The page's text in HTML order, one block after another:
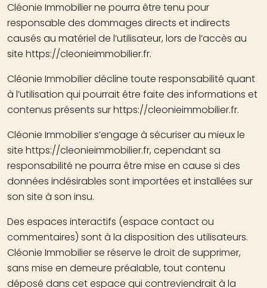
Cléonie Immobilier ne pourra être tenu pour
responsable des dommages directs et indirects
causés au matériel de l’utilisateur, lors de l’accès au
site https://cleonieimmobilier.fr.
Cléonie Immobilier décline toute responsabilité quant
à l’utilisation qui pourrait être faite des informations et
contenus présents sur https://cleonieimmobilier.fr.
Cléonie Immobilier s’engage à sécuriser au mieux le
site https://cleonieimmobilier.fr, cependant sa
responsabilité ne pourra être mise en cause si des
données indésirables sont importées et installées sur
son site à son insu.
Des espaces interactifs (espace contact ou
commentaires) sont à la disposition des utilisateurs.
Cléonie Immobilier se réserve le droit de supprimer,
sans mise en demeure préalable, tout contenu
déposé dans cet espace qui contreviendrait à la